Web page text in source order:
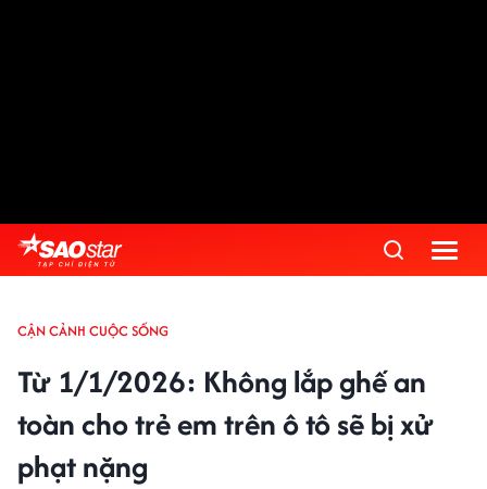
CẬN CẢNH CUỘC SỐNG
Từ 1/1/2026: Không lắp ghế an
toàn cho trẻ em trên ô tô sẽ bị xử
phạt nặng